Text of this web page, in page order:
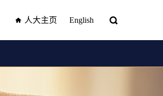
人大主页 English